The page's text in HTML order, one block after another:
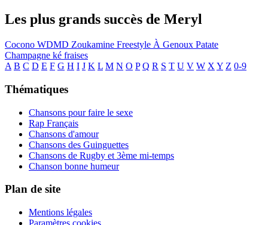
Les plus grands succès de Meryl
Cocono WDMD Zoukamine Freestyle À Genoux Patate
Champagne ké fraises
A B C D E F G H I J K L M N O P Q R S T U V W X Y Z 0-9
Thématiques
Chansons pour faire le sexe
Rap Français
Chansons d'amour
Chansons des Guinguettes
Chansons de Rugby et 3ème mi-temps
Chanson bonne humeur
Plan de site
Mentions légales